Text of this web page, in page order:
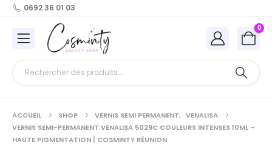
0692 36 01 03
0
ACCUEIL SHOP VERNIS SEMI PERMANENT, VENALISA
VERNIS SEMI-PERMANENT VENALISA 5029C COULEURS INTENSES 10ML –
HAUTE PIGMENTATION | COSMINTY RÉUNION